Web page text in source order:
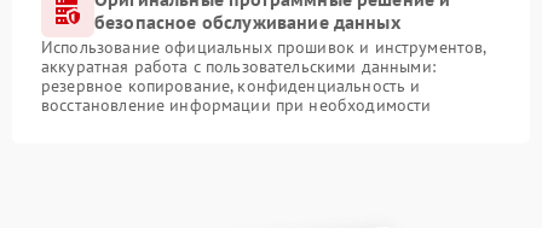
безопасное обслуживание данных
Использование официальных прошивок и инструментов,
аккуратная работа с пользовательскими данными:
резервное копирование, конфиденциальность и
восстановление информации при необходимости